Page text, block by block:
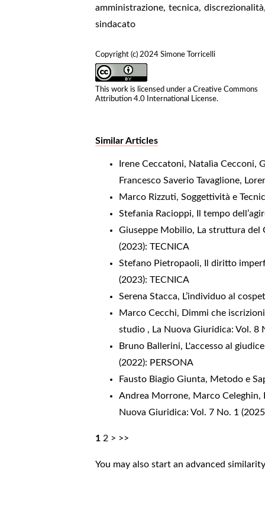
amministrazione, tecnica, discrezionalità
sindacato
Copyright (c) 2024 Simone Torricelli
This work is licensed under aCreative Commons
Attribution 4.0 International License.
Similar Articles
Irene Ceccatoni, Natalìa Cecconi,
Francesco Saverio Tavaglione,
Marco Rizzuti,Soggettività e
Stefania Racioppi,
Il tempo
Giuseppe Mobilio, La struttura del
(2023): TECNICA
Stefano Pietropaoli,
Il diritto
(2023): TECNICA
Serena Stacca, L’individuo al
Marco Cecchi, Dimmi che
studio , La Nuova Giuridica: Vol. 8
Bruno Ballerini, L'accesso al
(2022): PERSONA
Fausto Biagio Giunta, Metodo e
Andrea Morrone, Marco Celeghin,
Nuova Giuridica: Vol. 7 No. 1
1 2 > >>
You may alsostart an advanced